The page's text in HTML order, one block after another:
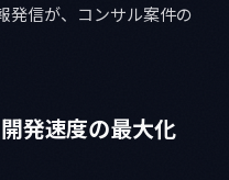
発信が、コンサル案件の
発速度の最大化